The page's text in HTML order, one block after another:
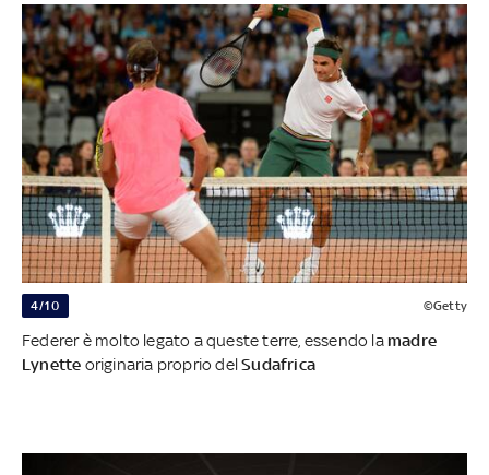
4/10 ©Getty
Federer è molto legato a queste terre, essendo lamadre
Lynette originaria proprio delSudafrica